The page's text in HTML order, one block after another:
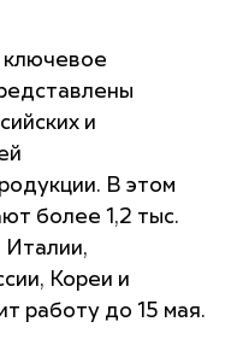
ключевое
и
В этом
более 1,2 тыс.
Италии,
Кореи и
работу до 15 мая.